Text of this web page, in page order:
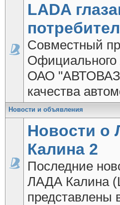
LADA
Совместный
Официального
ОАО
качества
Новости и объявления
Новости о
Калина 2
Последние
ЛАДА Калина
представлены